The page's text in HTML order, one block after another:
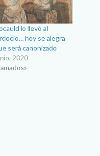
lo llevó al
hoy se alegra
será canonizado
2020